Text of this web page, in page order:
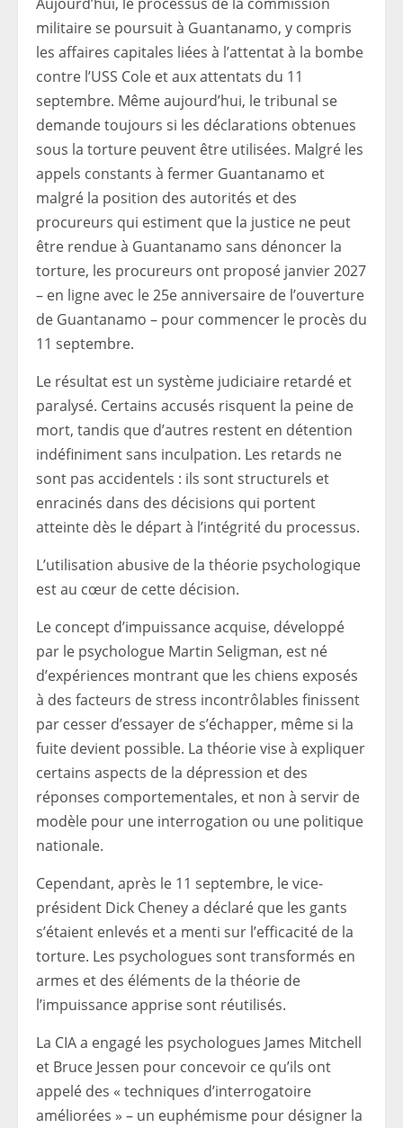
militaire se poursuit à Guantanamo, y compris
les affaires capitales liées à l’attentat à la bombe
contre l’USS Cole et aux attentats du 11
septembre. Même aujourd’hui, le tribunal se
demande toujours si les déclarations obtenues
sous la torture peuvent être utilisées. Malgré les
appels constants à fermer Guantanamo et
malgré la position des autorités et des
procureurs qui estiment que la justice ne peut
être rendue à Guantanamo sans dénoncer la
torture, les procureurs ont proposé janvier 2027
– en ligne avec le 25e anniversaire de l’ouverture
de Guantanamo – pour commencer le procès du
11 septembre.
Le résultat est un système judiciaire retardé et
paralysé. Certains accusés risquent la peine de
mort, tandis que d’autres restent en détention
indéfiniment sans inculpation. Les retards ne
sont pas accidentels : ils sont structurels et
enracinés dans des décisions qui portent
atteinte dès le départ à l’intégrité du processus.
L’utilisation abusive de la théorie psychologique
est au cœur de cette décision.
Le concept d’impuissance acquise, développé
par le psychologue Martin Seligman, est né
d’expériences montrant que les chiens exposés
à des facteurs de stress incontrôlables finissent
par cesser d’essayer de s’échapper, même si la
fuite devient possible. La théorie vise à expliquer
certains aspects de la dépression et des
réponses comportementales, et non à servir de
modèle pour une interrogation ou une politique
nationale.
Cependant, après le 11 septembre, le vice-
président Dick Cheney a déclaré que les gants
s’étaient enlevés et a menti sur l’efficacité de la
torture. Les psychologues sont transformés en
armes et des éléments de la théorie de
l’impuissance apprise sont réutilisés.
La CIA a engagé les psychologues James Mitchell
et Bruce Jessen pour concevoir ce qu’ils ont
appelé des « techniques d’interrogatoire
améliorées » – un euphémisme pour désigner la